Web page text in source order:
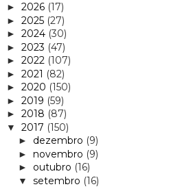
► 2026 (17)
► 2025 (27)
► 2024 (30)
► 2023 (47)
► 2022 (107)
► 2021 (82)
► 2020 (150)
► 2019 (59)
► 2018 (87)
▼ 2017 (150)
► dezembro (9)
► novembro (9)
► outubro (16)
▼ setembro (16)